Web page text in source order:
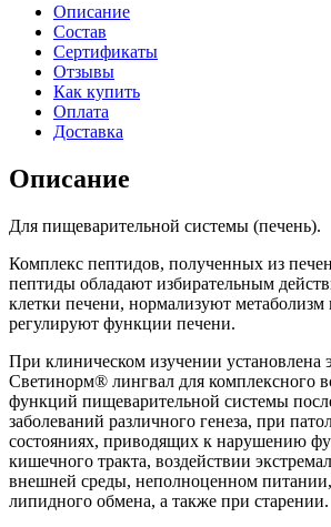
Описание
Состав
Сертификаты
Отзывы
Как купить
Оплата
Доставка
Описание
Для пищеварительной системы (печень).
Комплекс пептидов, полученных из
пептиды обладают избирательным
клетки печени, нормализуют метаболизм
регулируют функции печени.
При клиническом изучении установлена
Свети­норм® лингвал для комплексного
функций пищеваритель­ной системы
заболеваний различного генеза, при
состояниях, приводящих к нарушению
кишечного тракта, воздействии
внешней среды, неполноценном
липидного обмена, а также при старении.